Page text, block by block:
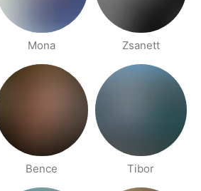
Mona Zsanett
Bence Tibor